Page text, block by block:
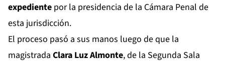
expediente por la presidencia de la Cámara Penal de
esta jurisdicción.
El proceso pasó a sus manos luego de que la
magistrada Clara Luz Almonte, de la Segunda Sala